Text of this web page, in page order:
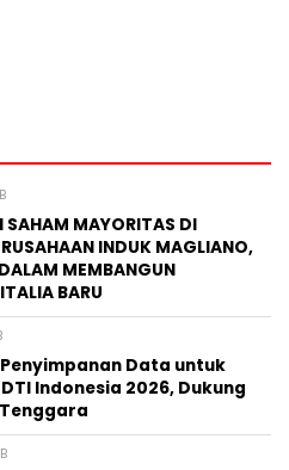
SAHAM MAYORITAS DI
INDUK MAGLIANO,
MEMBANGUN
BARU
Penyimpanan Data untuk
Indonesia 2026, Dukung